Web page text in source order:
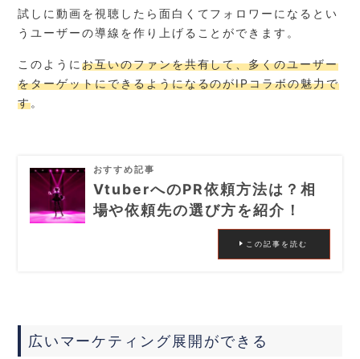
試しに動画を視聴したら面白くてフォロワーになるとい
うユーザーの導線を作り上げることができます。
このようにお互いのファンを共有して、多くのユーザー
をターゲットにできるようになるのがIPコラボの魅力で
す。
おすすめ記事
VtuberへのPR依頼方法は？相
場や依頼先の選び方を紹介！
この記事を読む
広いマーケティング展開ができる